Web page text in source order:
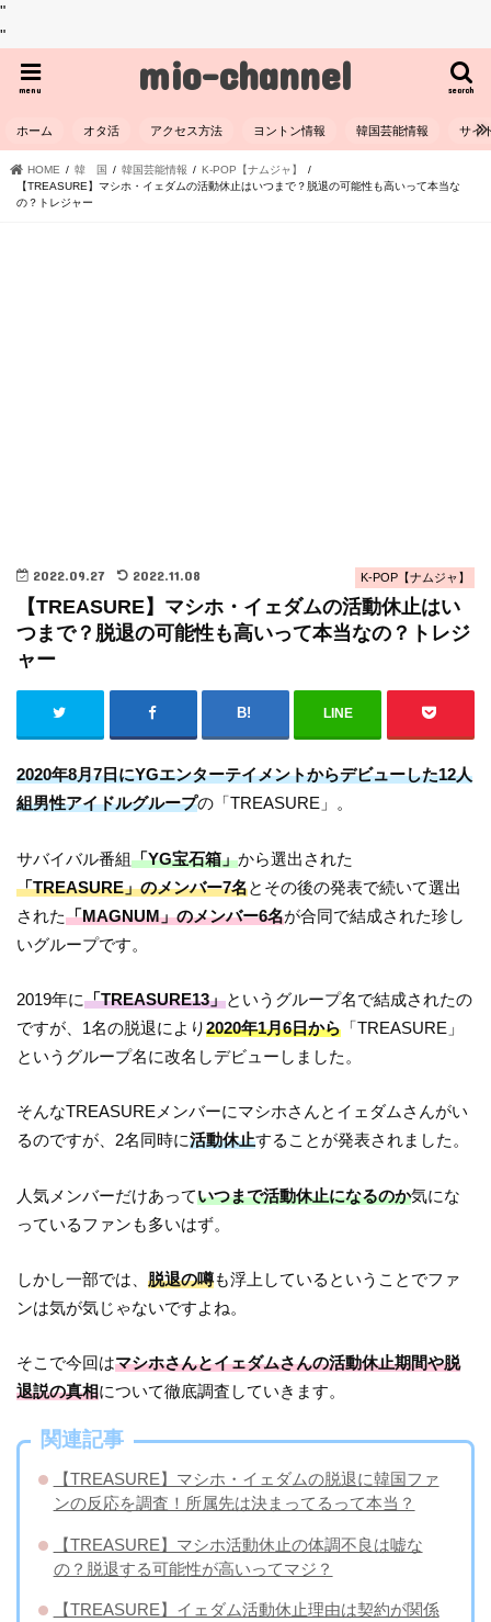
"
"
mio-channel search
menu
ホーム オタ活 アクセス方法 ヨントン情報 韓国芸能情報 サイ
HOME 韓 国 韓国芸能情報
K-POP【ナムジャ】
【TREASURE】マシホ・イェダムの活動休止はいつまで？脱退の可能性も高いって本当な
の？トレジャー
K-POP【ナムジャ】
2022.09.27 2022.11.08
【TREASURE】マシホ・イェダムの活動休止はい
つまで？脱退の可能性も高いって本当なの？トレジ
ャー
LINE
2020年8月7日にYGエンターテイメントからデビューした12人
組男性アイドルグループの「TREASURE」。
サバイバル番組「YG宝石箱」から選出された
「TREASURE」のメンバー7名とその後の発表で続いて選出
された「MAGNUM」のメンバー6名が合同で結成された珍し
いグループです。
2019年に「TREASURE13」というグループ名で結成されたの
ですが、1名の脱退により2020年1月6日から 「TREASURE」
というグループ名に改名しデビューしました。
そんなTREASUREメンバーにマシホさんとイェダムさんがい
るのですが、2名同時に活動休止することが発表されました。
人気メンバーだけあっていつまで活動休止になるのか気にな
っているファンも多いはず。
しかし一部では、脱退の噂も浮上しているということでファ
ンは気が気じゃないですよね。
そこで今回はマシホさんとイェダムさんの活動休止期間や脱
退説の真相について徹底調査していきます。
関連記事
【TREASURE】マシホ・イェダムの脱退に韓国ファ
ンの反応を調査！所属先は決まってるって本当？
【TREASURE】マシホ活動休止の体調不良は嘘な
の？脱退する可能性が高いってマジ？
【TREASURE】イェダム活動休止理由は契約が関係